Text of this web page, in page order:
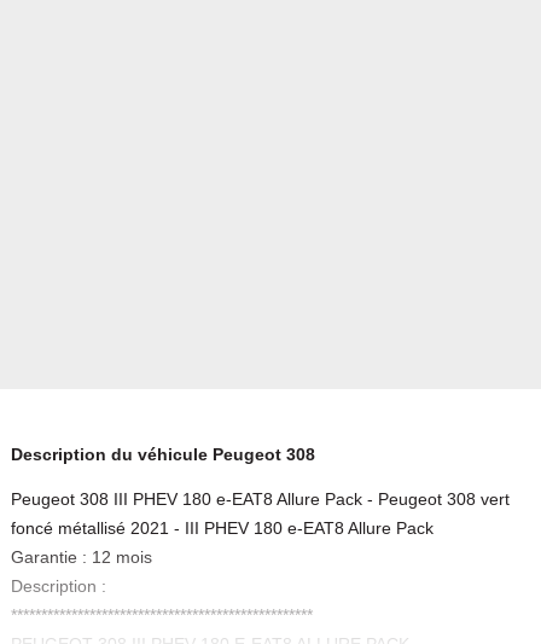
Description du véhicule Peugeot 308
Peugeot 308 III PHEV 180 e-EAT8 Allure Pack - Peugeot 308 vert
foncé métallisé 2021 - III PHEV 180 e-EAT8 Allure Pack
Garantie : 12 mois
Description :
**************************************************